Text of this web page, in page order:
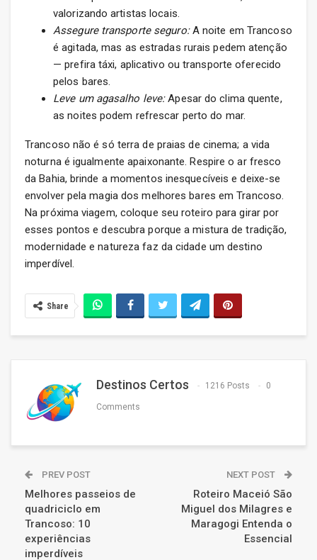
valorizando artistas locais.
Assegure transporte seguro:A noite em Trancoso
é agitada, mas as estradas rurais pedem atenção
— prefira táxi, aplicativo ou transporte oferecido
pelos bares.
Leve um agasalho leve:Apesar do clima quente,
as noites podem refrescar perto do mar.
Trancoso não é só terra de praias de cinema; a vida
noturna é igualmente apaixonante. Respire o ar fresco
da Bahia, brinde a momentos inesquecíveis e deixe-se
envolver pela magia dos melhores bares em Trancoso.
Na próxima viagem, coloque seu roteiro para girar por
esses pontos e descubra porque a mistura de tradição,
modernidade e natureza faz da cidade um destino
imperdível.
Share
Destinos Certos 1216 Posts 0
Comments
PREV POST
Melhores passeios de
quadriciclo em
Trancoso: 10
experiências
imperdíveis
NEXT POST
Roteiro Maceió São
Miguel dos Milagres e
Maragogi Entenda o
Essencial